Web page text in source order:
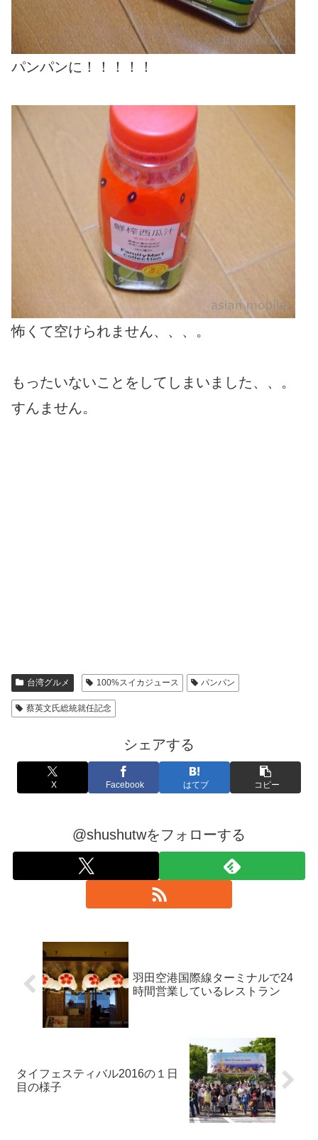
パンパンに！！！！！
怖くて空けられません、、、。
もったいないことをしてしまいました、、。
すんません。
台湾グルメ 100%スイカジュース パンパン
蔡英文氏総統就任記念
シェアする
X Facebook はてブ コピー
@shushutwをフォローする
羽田空港国際線ターミナルで24
時間営業しているレストラン
タイフェスティバル2016の１日
目の様子